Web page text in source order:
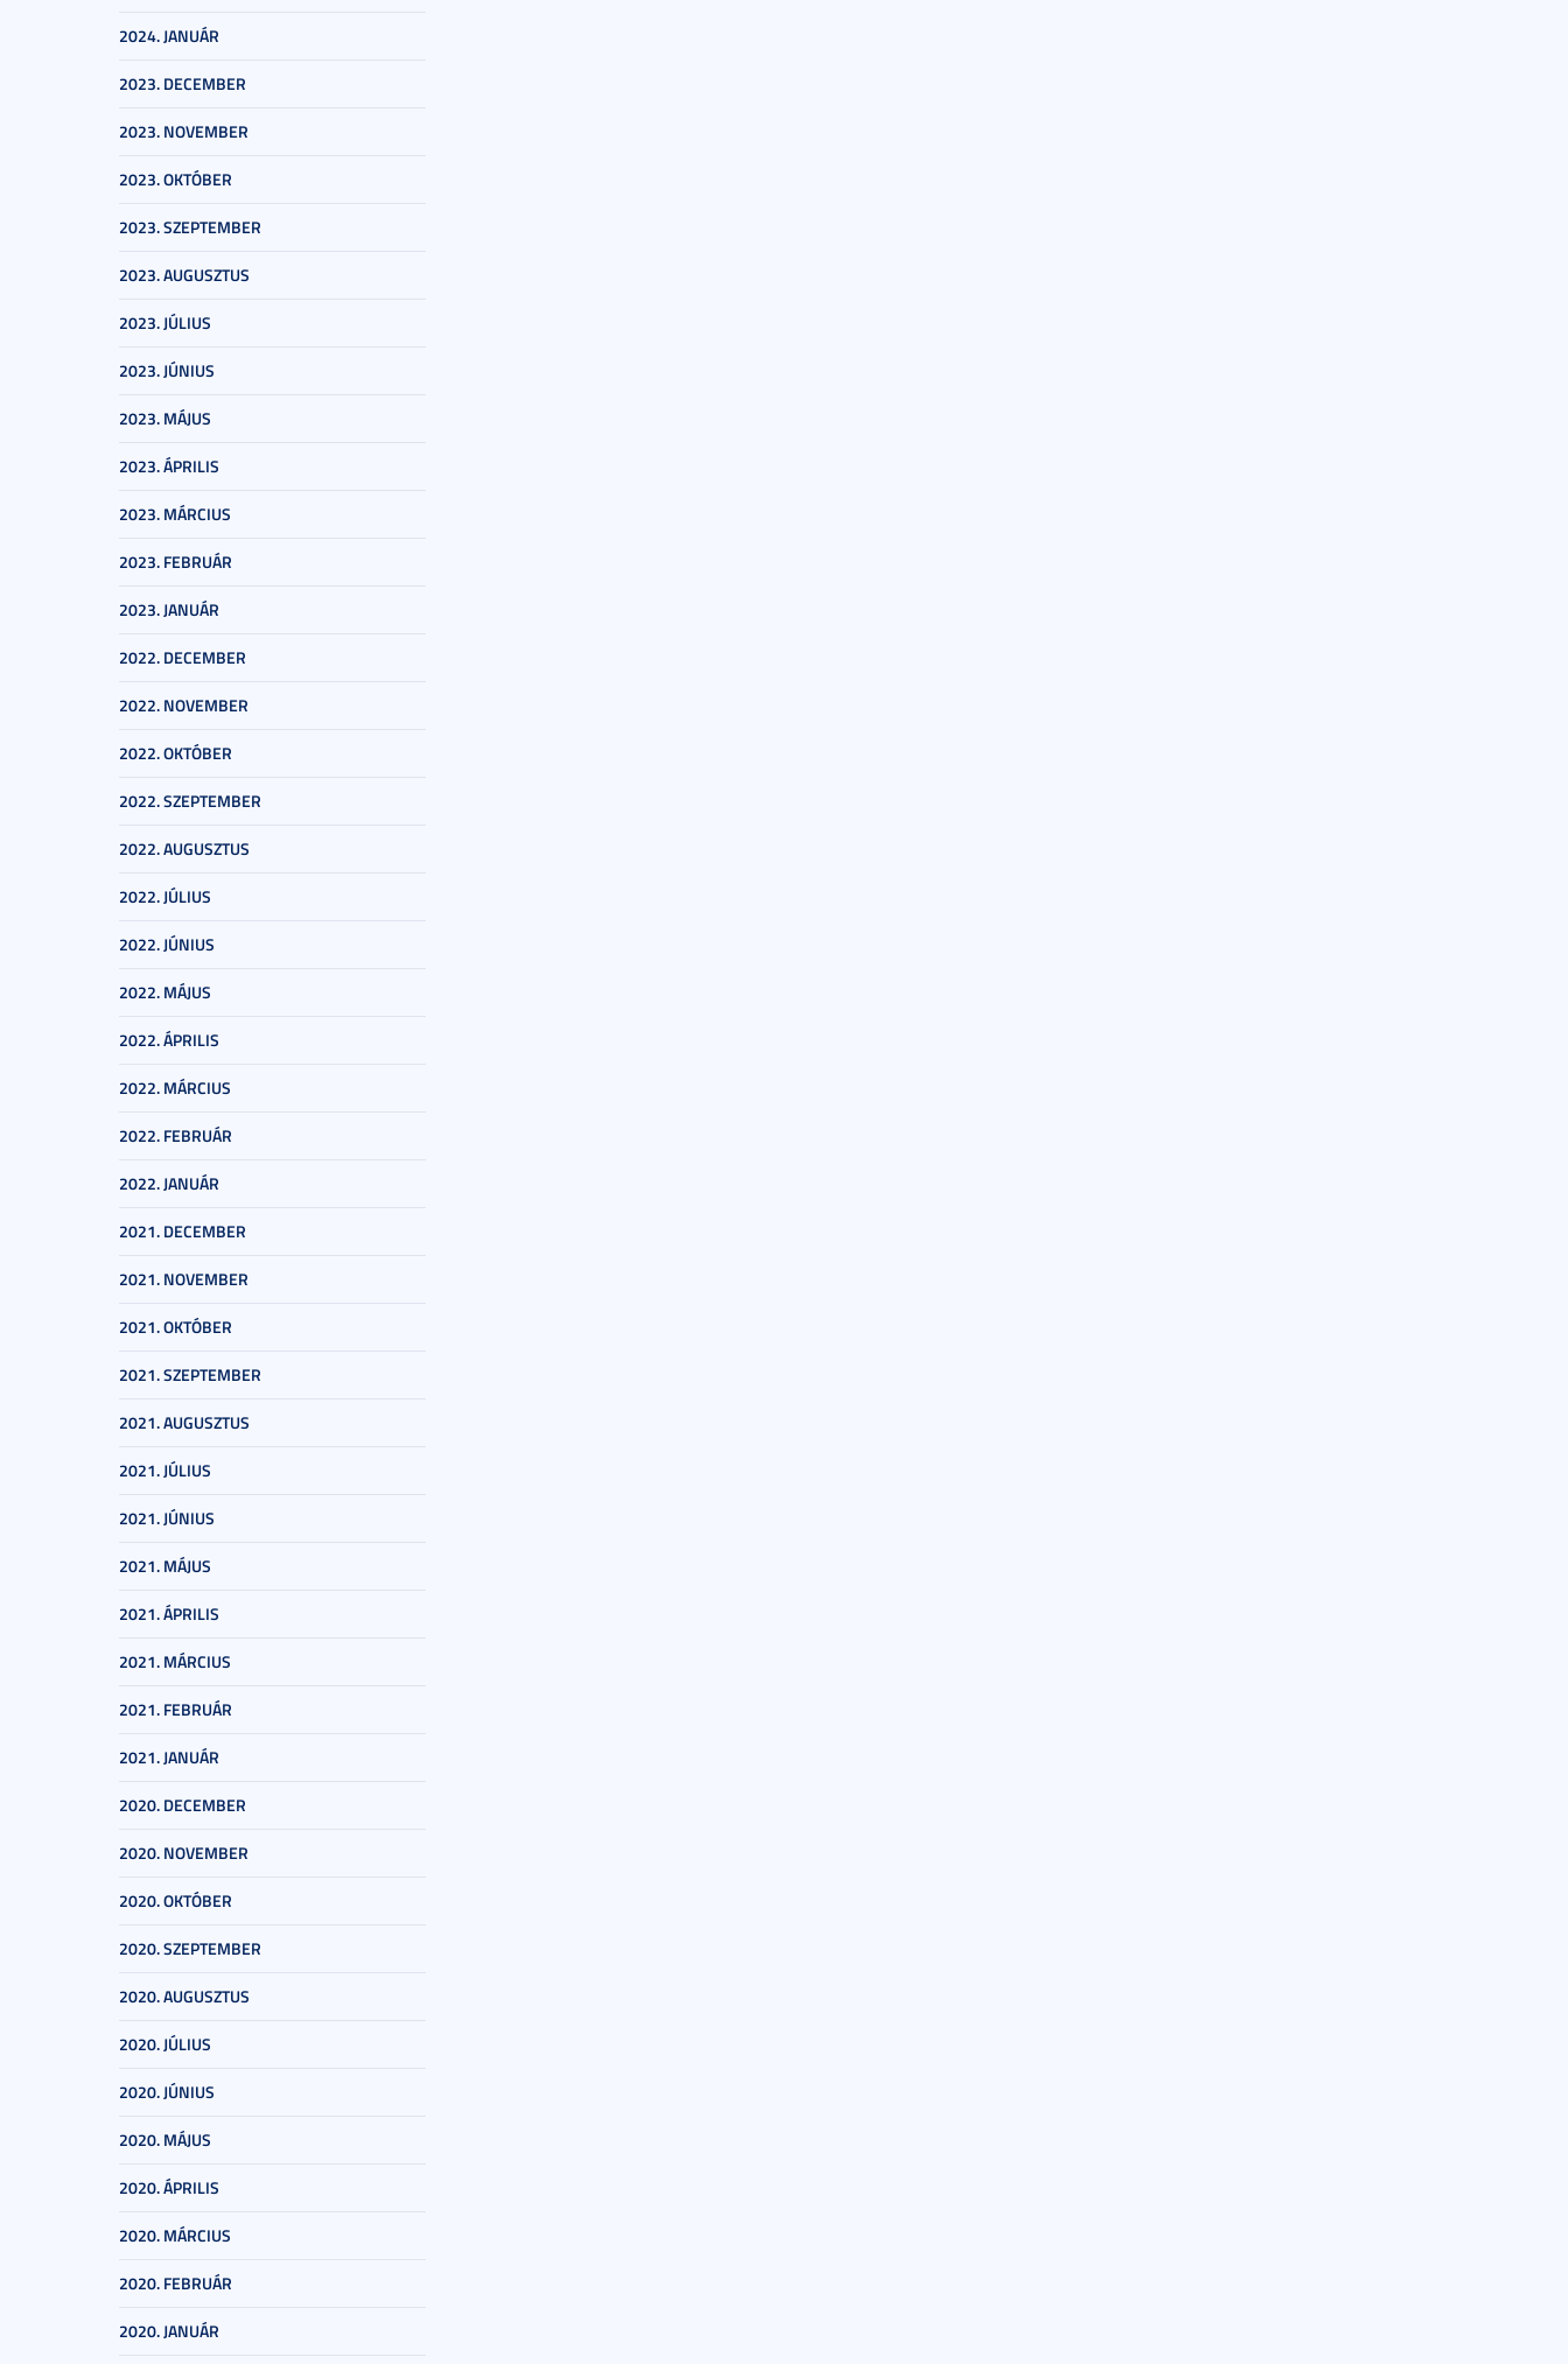
2024. JANUÁR
2023. DECEMBER
2023. NOVEMBER
2023. OKTÓBER
2023. SZEPTEMBER
2023. AUGUSZTUS
2023. JÚLIUS
2023. JÚNIUS
2023. MÁJUS
2023. ÁPRILIS
2023. MÁRCIUS
2023. FEBRUÁR
2023. JANUÁR
2022. DECEMBER
2022. NOVEMBER
2022. OKTÓBER
2022. SZEPTEMBER
2022. AUGUSZTUS
2022. JÚLIUS
2022. JÚNIUS
2022. MÁJUS
2022. ÁPRILIS
2022. MÁRCIUS
2022. FEBRUÁR
2022. JANUÁR
2021. DECEMBER
2021. NOVEMBER
2021. OKTÓBER
2021. SZEPTEMBER
2021. AUGUSZTUS
2021. JÚLIUS
2021. JÚNIUS
2021. MÁJUS
2021. ÁPRILIS
2021. MÁRCIUS
2021. FEBRUÁR
2021. JANUÁR
2020. DECEMBER
2020. NOVEMBER
2020. OKTÓBER
2020. SZEPTEMBER
2020. AUGUSZTUS
2020. JÚLIUS
2020. JÚNIUS
2020. MÁJUS
2020. ÁPRILIS
2020. MÁRCIUS
2020. FEBRUÁR
2020. JANUÁR